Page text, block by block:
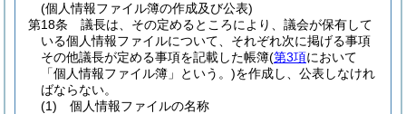
(個人情報ファイル簿の作成及び公表)
第18条
議長は、その定めるところにより、議会が保有して
いる個人情報ファイルについて、それぞれ次に掲げる事項
その他議長が定める事項を記載した帳簿(第3項において
「個人情報ファイル簿」という。)を作成し、公表しなけれ
ばならない。
(1)
個人情報ファイルの名称